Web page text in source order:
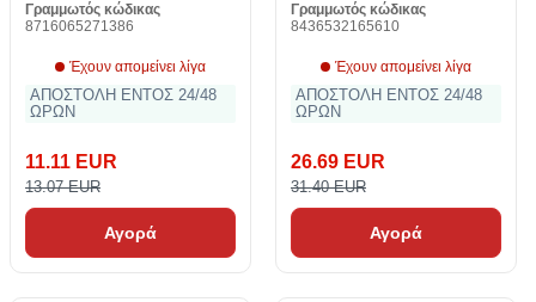
Γραμμωτός κώδικας
8716065271386
Έχουν απομείνει λίγα
ΑΠΟΣΤΟΛΗ ΕΝΤΟΣ 24/48
ΩΡΩΝ
11.11 EUR
13.07 EUR
Αγορά
Γραμμωτός κώδικας
8436532165610
Έχουν απομείνει λίγα
ΑΠΟΣΤΟΛΗ ΕΝΤΟΣ 24/48
ΩΡΩΝ
26.69 EUR
31.40 EUR
Αγορά